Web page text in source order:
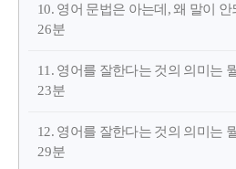
10. 영어 문법은 아는데, 왜 말이 안
26분
11. 영어를 잘한다는 것의 의미는
23분
12. 영어를 잘한다는 것의 의미는
29분